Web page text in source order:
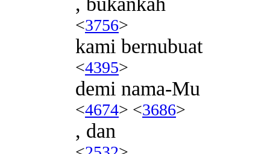
<3756>
kami bernubuat
<4395>
demi nama-Mu
<4674> <3686>
, dan